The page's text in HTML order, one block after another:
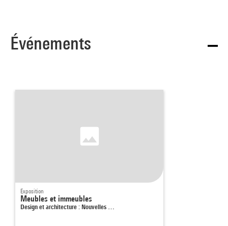
Événements
Exposition
Meubles et immeubles
Design et architecture : Nouvelles …